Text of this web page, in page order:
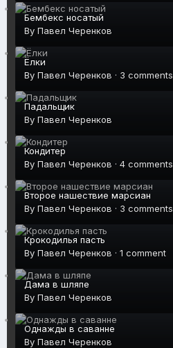
Бембекс носатый
By Павел Черенков
Ёлки
By Павел Черенков · 3 comments
Падальщик
By Павел Черенков
Кондитер
By Павел Черенков · 4 comments
Второе нашествие марсиан
By Павел Черенков · 3 comments
Крокодилья пасть
By Павел Черенков · 1 comment
Дама в шляпе
By Павел Черенков
Однажды в саванне
By Павел Черенков